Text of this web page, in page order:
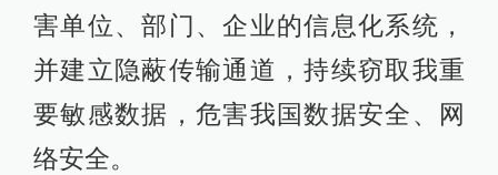
害单位、部门、企业的信息化系统，
并建立隐蔽传输通道，持续窃取我重
要敏感数据，危害我国数据安全、网
络安全。